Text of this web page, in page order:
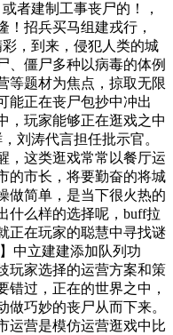
者建制工事丧尸的！，
！招兵买马组建戎行，
，到来，侵犯人类的城
、僵尸多种以病毒的体例
等题材为焦点，掠取无限
能正在丧尸包抄中冲出
，玩家能够正在逛戏之中
刘涛代言担任批示官。
，这类逛戏常常以餐厅运
的市长，将要勤奋的将城
做简单，是当下很火热的
什么样的选择呢，buff拉
正在玩家的聪慧中寻找谜
中立建建添加队列功
玩家选择的运营方案和策
错过，正在的世界之中，
巧妙的丧尸从而下来。
运营是模仿运营逛戏中比